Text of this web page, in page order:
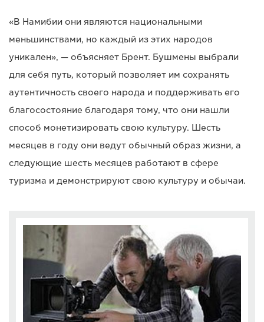
«В Намибии они являются национальными
меньшинствами, но каждый из этих народов
уникален», — объясняет Брент. Бушмены выбрали
для себя путь, который позволяет им сохранять
аутентичность своего народа и поддерживать его
благосостояние благодаря тому, что они нашли
способ монетизировать свою культуру. Шесть
месяцев в году они ведут обычный образ жизни, а
следующие шесть месяцев работают в сфере
туризма и демонстрируют свою культуру и обычаи.